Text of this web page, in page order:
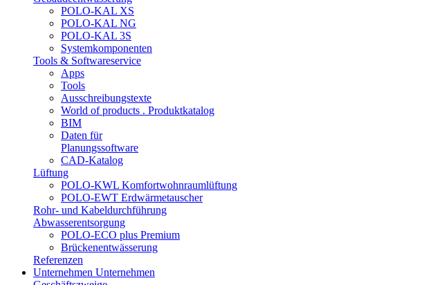
POLO-KAL XS
POLO-KAL NG
POLO-KAL 3S
Systemkomponenten
Tools & Softwareservice
Apps
Tools
Ausschreibungstexte
World of products . Produktkatalog
BIM
Daten für
Planungssoftware
CAD-Katalog
Lüftung
POLO-KWL Komfortwohnraumlüftung
POLO-EWT Erdwärmetauscher
Rohr- und Kabeldurchführung
Abwasserentsorgung
POLO-ECO plus Premium
Brückenentwässerung
Referenzen
Unternehmen Unternehmen